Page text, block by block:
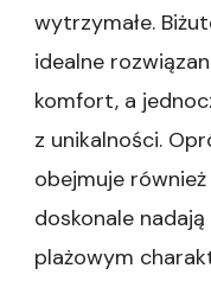
wytrzymałe.
idealne
komfort, a
z unikalności.
obejmuje
doskonale
plażowym